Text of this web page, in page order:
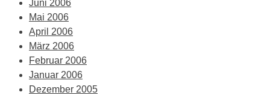
Juni 2006
Mai 2006
April 2006
März 2006
Februar 2006
Januar 2006
Dezember 2005